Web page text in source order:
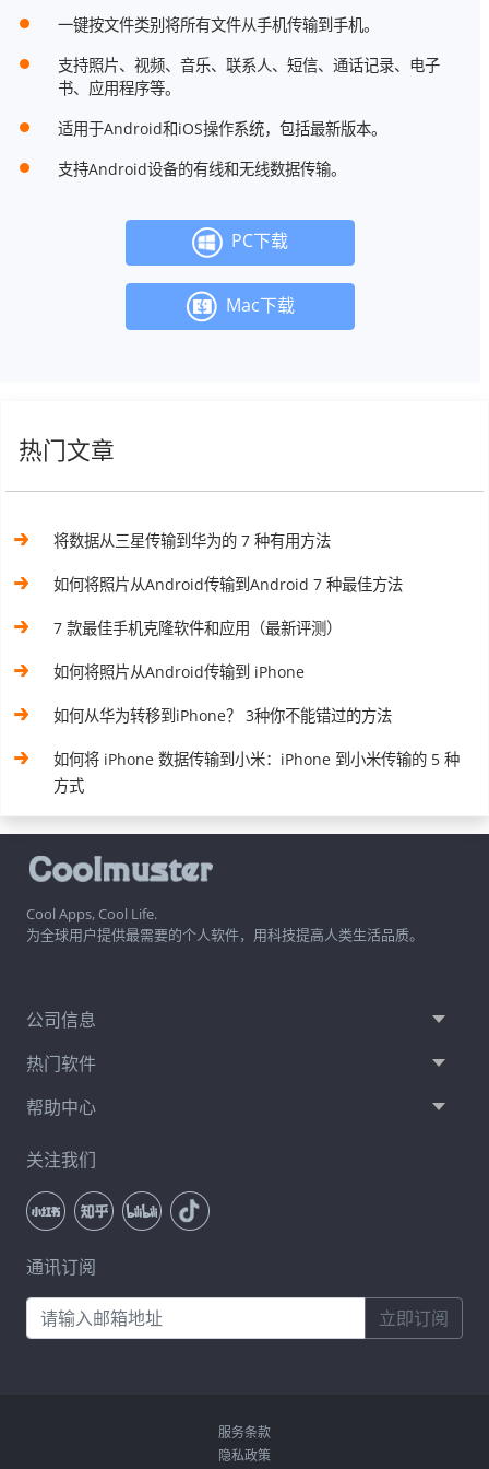
一键按文件类别将所有文件从手机传输到手机。
支持照片、视频、音乐、联系人、短信、通话记录、电子
书、应用程序等。
适用于Android和iOS操作系统，包括最新版本。
支持Android设备的有线和无线数据传输。
PC下载
Mac下载
热门文章
将数据从三星传输到华为的 7 种有用方法
如何将照片从Android传输到Android 7 种最佳方法
7 款最佳手机克隆软件和应用（最新评测）
如何将照片从Android传输到 iPhone
如何从华为转移到iPhone？ 3种你不能错过的方法
如何将 iPhone 数据传输到小米：iPhone 到小米传输的 5 种
方式
Cool Apps, Cool Life.
为全球用户提供最需要的个人软件，用科技提高人类生活品质。
公司信息
热门软件
帮助中心
关注我们
通讯订阅
立即订阅
服务条款
隐私政策